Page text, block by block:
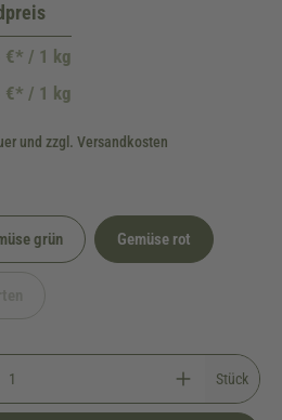
€* / 1 kg
€* / 1 kg
und zzgl. Versandkosten
nicht verfügbar.)
grün Gemüse rot
Stück